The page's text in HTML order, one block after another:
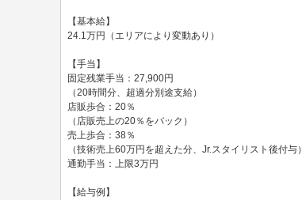
【基本給】
24.1万円（エリアにより変動あり）
【手当】
固定残業手当：27,900円
（20時間分、超過分別途支給）
店販歩合：20％
（店販売上の20％をバック）
売上歩合：38％
（技術売上60万円を超えた分、Jr.スタイリスト後付与）
通勤手当：上限3万円
【給与例】